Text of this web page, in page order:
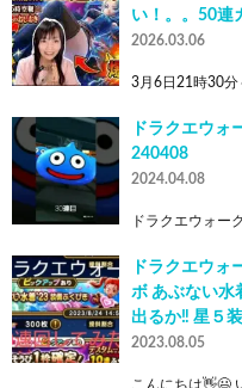
い！。。50連
2026.03.06
3月6日21時30
ドラクエウォ
240408
2024.04.08
ドラクエウォー
ドラクエウォ
ボ あぶない水
出るか‼️ 星５
2023.08.05
こんにちは👋😃